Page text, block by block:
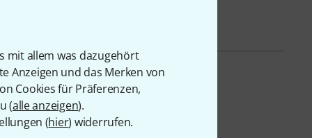
mit allem was dazugehört
Anzeigen und das Merken von
Cookies für Präferenzen,
(alle anzeigen).
(hier) widerrufen.